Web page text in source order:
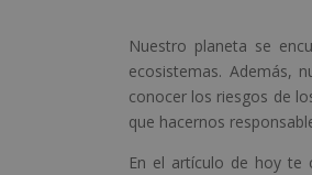
Nuestro planeta se
ecosistemas. Además,
conocer los riesgos de
que hacernos
En el artículo de hoy te